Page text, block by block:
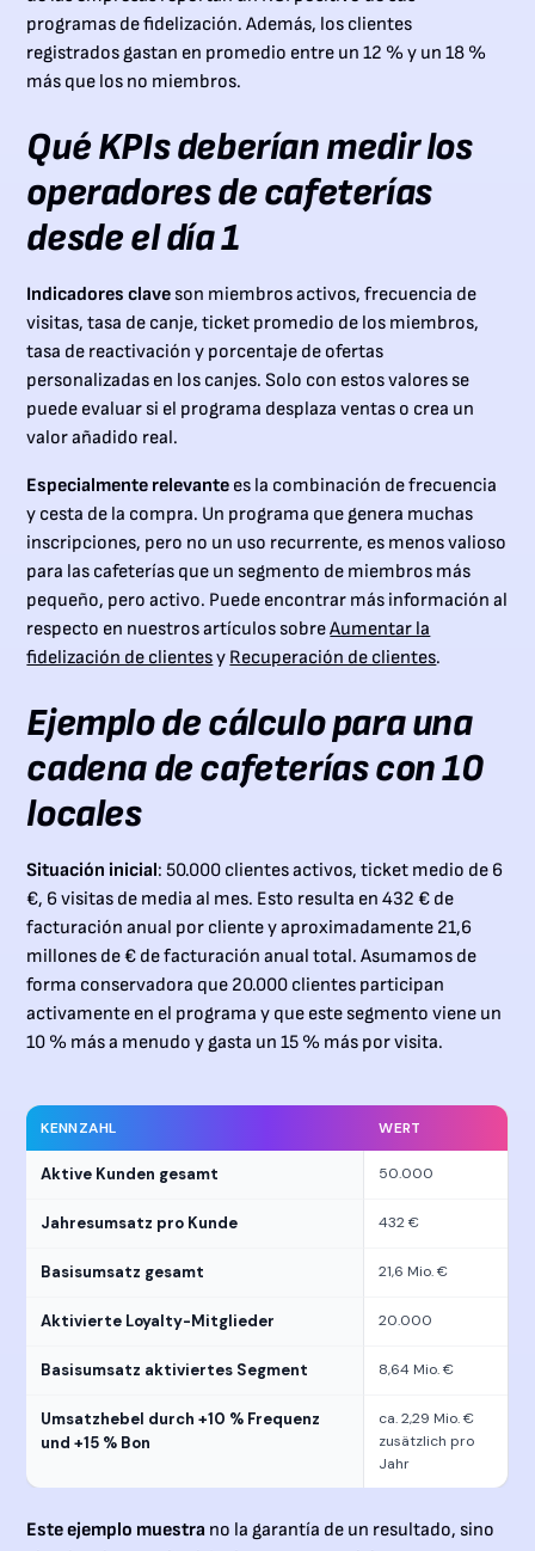
programas de fidelización. Además, los clientes
registrados gastan en promedio entre un 12 % y un 18 %
más que los no miembros.
Qué KPIs deberían medir los
operadores de cafeterías
desde el día 1
Indicadores clave son miembros activos, frecuencia de
visitas, tasa de canje, ticket promedio de los miembros,
tasa de reactivación y porcentaje de ofertas
personalizadas en los canjes. Solo con estos valores se
puede evaluar si el programa desplaza ventas o crea un
valor añadido real.
Especialmente relevante es la combinación de frecuencia
y cesta de la compra. Un programa que genera muchas
inscripciones, pero no un uso recurrente, es menos valioso
para las cafeterías que un segmento de miembros más
pequeño, pero activo. Puede encontrar más información al
respecto en nuestros artículos sobreAumentar la
fidelización de clientesy Recuperación de clientes.
Ejemplo de cálculo para una
cadena de cafeterías con 10
locales
Situación inicial: 50.000 clientes activos, ticket medio de 6
€, 6 visitas de media al mes. Esto resulta en 432 € de
facturación anual por cliente y aproximadamente 21,6
millones de € de facturación anual total. Asumamos de
forma conservadora que 20.000 clientes participan
activamente en el programa y que este segmento viene un
10 % más a menudo y gasta un 15 % más por visita.
KENNZAHL WERT
Aktive Kunden gesamt 50.000
Jahresumsatz pro Kunde 432 €
Basisumsatz gesamt 21,6 Mio. €
Aktivierte Loyalty-Mitglieder 20.000
Basisumsatz aktiviertes Segment 8,64 Mio. €
Umsatzhebel durch +10 % Frequenz
und +15 % Bon
ca. 2,29 Mio. €
zusätzlich pro
Jahr
Este ejemplo muestra no la garantía de un resultado, sino